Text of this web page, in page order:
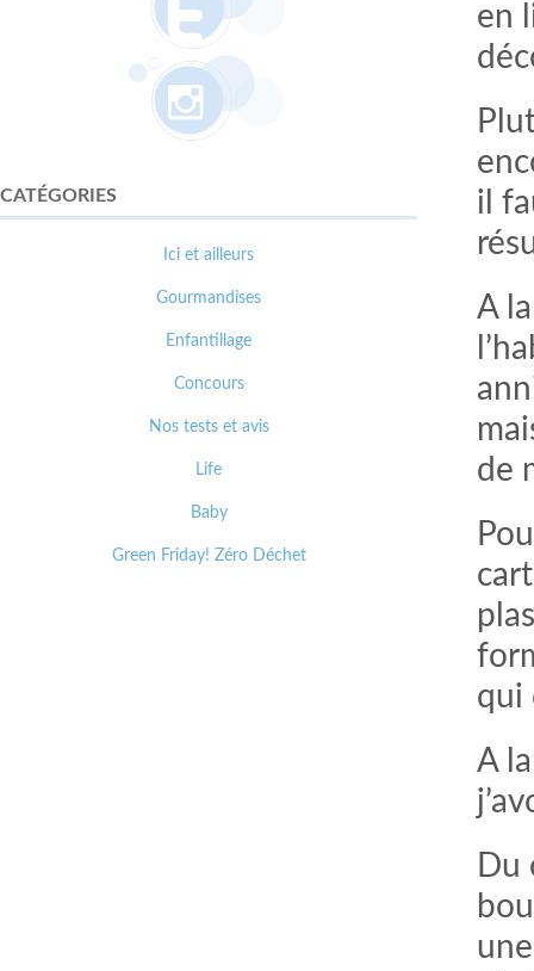
en
il
A
de
qui
A
Du
CATÉGORIES
Ici et ailleurs
Gourmandises
Enfantillage
Concours
Nos tests et avis
Life
Baby
Green Friday! Zéro Déchet